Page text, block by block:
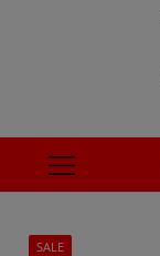
SALE